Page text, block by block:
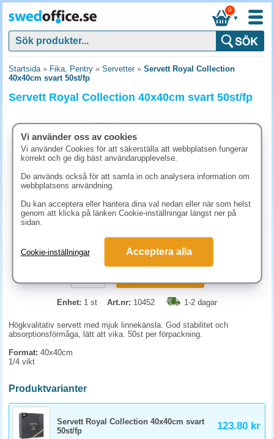
▼
0
Startsida» Fika, Pentry » Servetter» Servett Royal Collection
40x40cm svart 50st/fp
Servett Royal Collection 40x40cm svart 50st/fp
123.80 kr (inkl. moms)
Enhet: 1 st Art.nr: 10452 1-2 dagar
Högkvalitativ servett med mjuk linnekänsla. God stabilitet och
absorptionsförmåga, lätt att vika. 50st per förpackning.
Format: 40x40cm
1/4 vikt
Produktvarianter
Servett Royal Collection 40x40cm svart
50st/fp
123.80 kr
Vi använder oss av cookies
Vi använder Cookies för att säkerställa att webbplatsen fungerar
korrekt och ge dig bäst användarupplevelse.
De används också för att samla in och analysera information om
webbplatsens användning.
Du kan acceptera eller hantera dina val nedan eller när som helst
genom att klicka på länken Cookie-inställningar längst ner på
sidan.
Cookie-inställningar Acceptera alla